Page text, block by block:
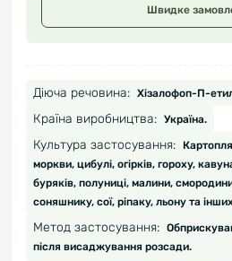
Швидке
Діюча речовина: Хізалофоп-П-
Країна виробництва: Україна.
Культура застосування:
моркви, цибулі, огірків, гороху,
буряків, полуниці, малини,
соняшнику, сої, ріпаку, льону та
Метод застосування:
після висаджування розсади.